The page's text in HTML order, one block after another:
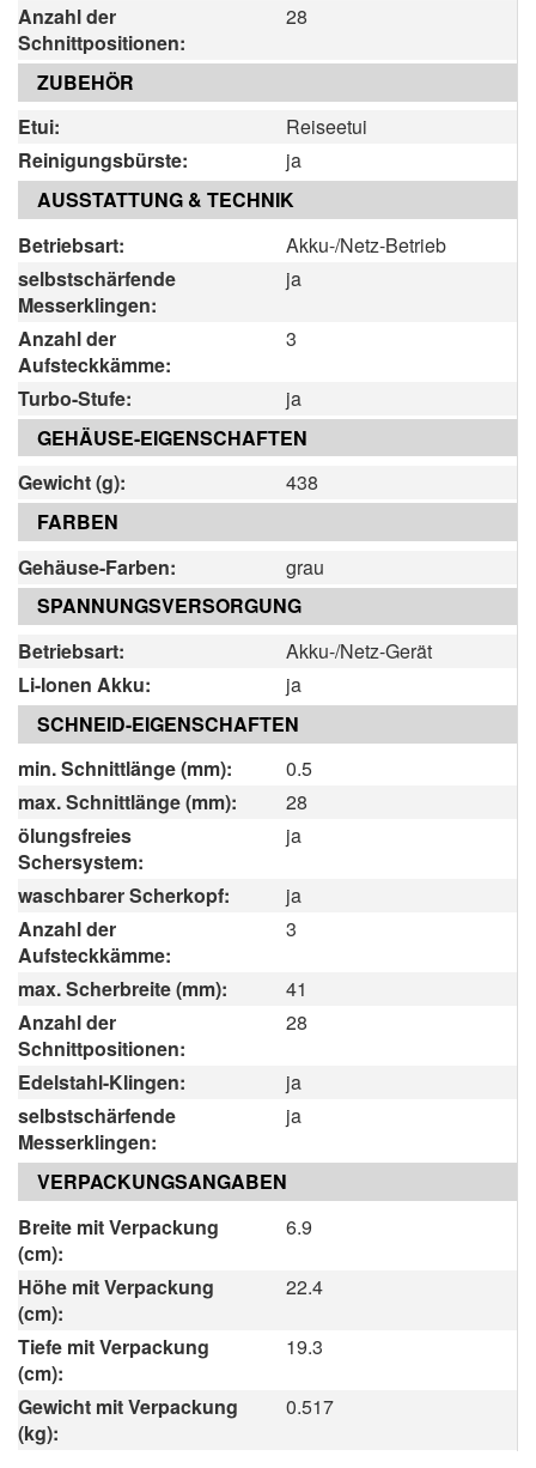
Anzahl der
Schnittpositionen:
28
ZUBEHÖR
Etui:
Reiseetui
Reinigungsbürste:
ja
AUSSTATTUNG & TECHNIK
Betriebsart:
Akku-/Netz-Betrieb
selbstschärfende
Messerklingen:
ja
Anzahl der
Aufsteckkämme:
3
Turbo-Stufe:
ja
GEHÄUSE-EIGENSCHAFTEN
Gewicht (g):
438
FARBEN
Gehäuse-Farben:
grau
SPANNUNGSVERSORGUNG
Betriebsart:
Akku-/Netz-Gerät
Li-Ionen Akku:
ja
SCHNEID-EIGENSCHAFTEN
min. Schnittlänge (mm):
0.5
max. Schnittlänge (mm):
28
ölungsfreies
Schersystem:
ja
waschbarer Scherkopf:
ja
Anzahl der
Aufsteckkämme:
3
max. Scherbreite (mm):
41
Anzahl der
Schnittpositionen:
28
Edelstahl-Klingen:
ja
selbstschärfende
Messerklingen:
ja
VERPACKUNGSANGABEN
Breite mit Verpackung
(cm):
6.9
Höhe mit Verpackung
(cm):
22.4
Tiefe mit Verpackung
(cm):
19.3
Gewicht mit Verpackung
(kg):
0.517